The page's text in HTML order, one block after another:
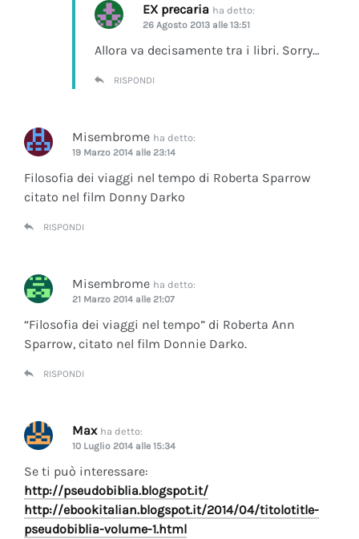
EX precaria ha detto:
26 Agosto 2013 alle 13:51
Allora va decisamente tra i libri. Sorry…
RISPONDI
Misembrome ha detto:
19 Marzo 2014 alle 23:14
Filosofia dei viaggi nel tempo di Roberta Sparrow
citato nel film Donny Darko
RISPONDI
Misembrome ha detto:
21 Marzo 2014 alle 21:07
“Filosofia dei viaggi nel tempo” di Roberta Ann
Sparrow, citato nel film Donnie Darko.
RISPONDI
Max ha detto:
10 Luglio 2014 alle 15:34
Se ti può interessare:
http://pseudobiblia.blogspot.it/
http://ebookitalian.blogspot.it/2014/04/titolotitle-
pseudobiblia-volume-1.html